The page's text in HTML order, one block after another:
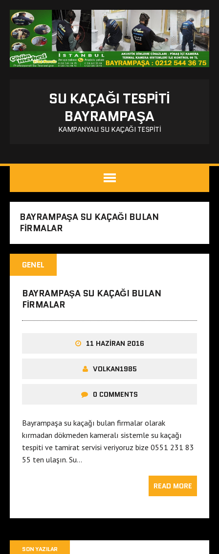
SU KAÇAĞI TESPITI
BAYRAMPAŞA
KAMPANYALI SU KAÇAĞI TESPITI
BAYRAMPAŞA SU KAÇAĞI BULAN
FIRMALAR
GENEL
BAYRAMPAŞA SU KAÇAĞI BULAN
FIRMALAR
11 HAZIRAN 2016
VOLKAN1985
0 COMMENTS
Bayrampaşa su kaçağı bulan firmalar olarak
kırmadan dökmeden kameralı sistemle su kaçağı
tespiti ve tamirat servisi veriyoruz bize 0551 231 83
55 ten ulaşın. Su…
READ MORE
SON YAZILAR